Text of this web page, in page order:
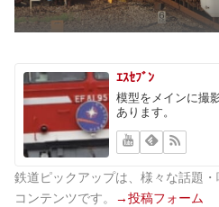
ｴｽｾﾌﾞﾝ
模型をメインに撮
あります。
鉄道ピックアップは、様々な話題
コンテンツです。
→投稿フォーム